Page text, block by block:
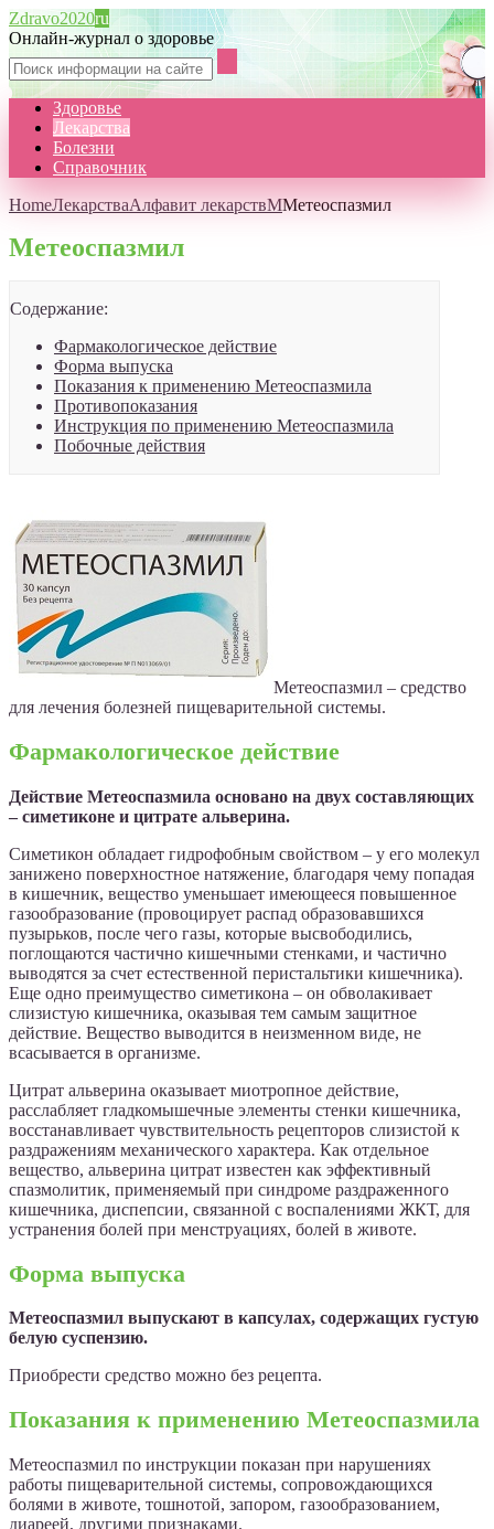
Zdravo2020ru
Онлайн-журнал о здоровье
Здоровье
Лекарства
Болезни
Справочник
HomeЛекарстваАлфавит лекарствММетеоспазмил
Метеоспазмил
Содержание:
Фармакологическое действие
Форма выпуска
Показания к применению Метеоспазмила
Противопоказания
Инструкция по применению Метеоспазмила
Побочные действия
Метеоспазмил – средство
для лечения болезней пищеварительной системы.
Фармакологическое действие
Действие Метеоспазмила основано на двух составляющих
– симетиконе и цитрате альверина.
Симетикон обладает гидрофобным свойством – у его молекул
занижено поверхностное натяжение, благодаря чему попадая
в кишечник, вещество уменьшает имеющееся повышенное
газообразование (провоцирует распад образовавшихся
пузырьков, после чего газы, которые высвободились,
поглощаются частично кишечными стенками, и частично
выводятся за счет естественной перистальтики кишечника).
Еще одно преимущество симетикона – он обволакивает
слизистую кишечника, оказывая тем самым защитное
действие. Вещество выводится в неизменном виде, не
всасывается в организме.
Цитрат альверина оказывает миотропное действие,
расслабляет гладкомышечные элементы стенки кишечника,
восстанавливает чувствительность рецепторов слизистой к
раздражениям механического характера. Как отдельное
вещество, альверина цитрат известен как эффективный
спазмолитик, применяемый при синдроме раздраженного
кишечника, диспепсии, связанной с воспалениями ЖКТ, для
устранения болей при менструациях, болей в животе.
Форма выпуска
Метеоспазмил выпускают в капсулах, содержащих густую
белую суспензию.
Приобрести средство можно без рецепта.
Показания к применению Метеоспазмила
Метеоспазмил по инструкции показан при нарушениях
работы пищеварительной системы, сопровождающихся
болями в животе, тошнотой, запором, газообразованием,
диареей, другими признаками.